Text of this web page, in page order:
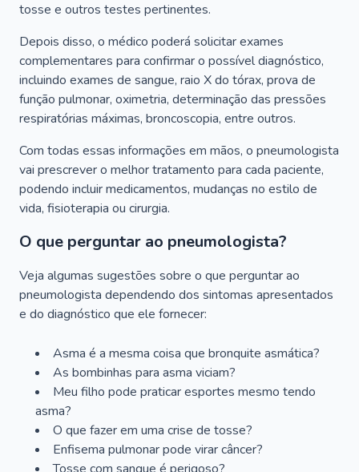
tosse e outros testes pertinentes.
Depois disso, o médico poderá solicitar exames
complementares para confirmar o possível diagnóstico,
incluindo exames de sangue, raio X do tórax, prova de
função pulmonar, oximetria, determinação das pressões
respiratórias máximas, broncoscopia, entre outros.
Com todas essas informações em mãos, o pneumologista
vai prescrever o melhor tratamento para cada paciente,
podendo incluir medicamentos, mudanças no estilo de
vida, fisioterapia ou cirurgia.
O que perguntar ao pneumologista?
Veja algumas sugestões sobre o que perguntar ao
pneumologista dependendo dos sintomas apresentados
e do diagnóstico que ele fornecer:
Asma é a mesma coisa que bronquite asmática?
As bombinhas para asma viciam?
Meu filho pode praticar esportes mesmo tendo
asma?
O que fazer em uma crise de tosse?
Enfisema pulmonar pode virar câncer?